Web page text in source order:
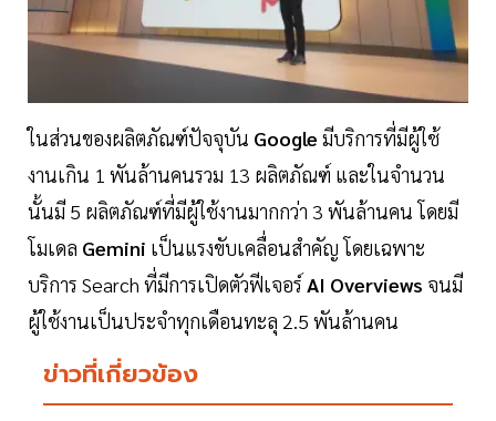
ในส่วนของผลิตภัณฑ์ปัจจุบัน Google มีบริการที่มีผู้ใช้
งานเกิน 1 พันล้านคนรวม 13 ผลิตภัณฑ์ และในจำนวน
นั้นมี 5 ผลิตภัณฑ์ที่มีผู้ใช้งานมากกว่า 3 พันล้านคน โดยมี
โมเดล Gemini เป็นแรงขับเคลื่อนสำคัญ โดยเฉพาะ
บริการ Search ที่มีการเปิดตัวฟีเจอร์ AI Overviews จนมี
ผู้ใช้งานเป็นประจำทุกเดือนทะลุ 2.5 พันล้านคน
ข่าวที่เกี่ยวข้อง